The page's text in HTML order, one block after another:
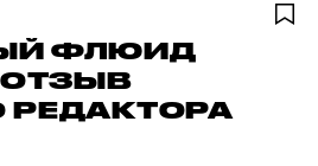
ФЛЮИД
ОТЗЫВ
РЕДАКТОРА